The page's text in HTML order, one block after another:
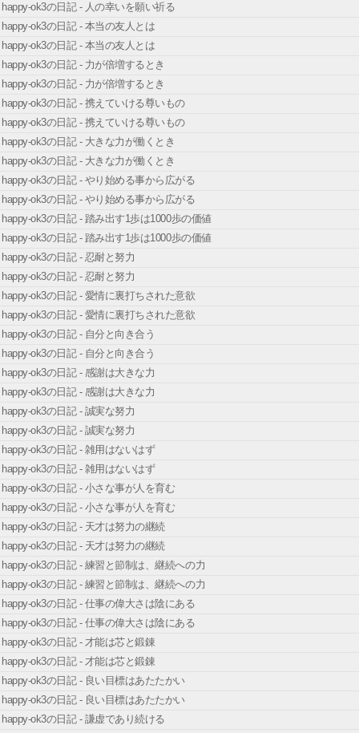
happy-ok3の日記 - 人の幸いを願い祈る
happy-ok3の日記 - 本当の友人とは
happy-ok3の日記 - 本当の友人とは
happy-ok3の日記 - 力が倍増するとき
happy-ok3の日記 - 力が倍増するとき
happy-ok3の日記 - 携えていける尊いもの
happy-ok3の日記 - 携えていける尊いもの
happy-ok3の日記 - 大きな力が働くとき
happy-ok3の日記 - 大きな力が働くとき
happy-ok3の日記 - やり始める事から広がる
happy-ok3の日記 - やり始める事から広がる
happy-ok3の日記 - 踏み出す1歩は1000歩の価値
happy-ok3の日記 - 踏み出す1歩は1000歩の価値
happy-ok3の日記 - 忍耐と努力
happy-ok3の日記 - 忍耐と努力
happy-ok3の日記 - 愛情に裏打ちされた意欲
happy-ok3の日記 - 愛情に裏打ちされた意欲
happy-ok3の日記 - 自分と向き合う
happy-ok3の日記 - 自分と向き合う
happy-ok3の日記 - 感謝は大きな力
happy-ok3の日記 - 感謝は大きな力
happy-ok3の日記 - 誠実な努力
happy-ok3の日記 - 誠実な努力
happy-ok3の日記 - 雑用はないはず
happy-ok3の日記 - 雑用はないはず
happy-ok3の日記 - 小さな事が人を育む
happy-ok3の日記 - 小さな事が人を育む
happy-ok3の日記 - 天才は努力の継続
happy-ok3の日記 - 天才は努力の継続
happy-ok3の日記 - 練習と節制は、継続への力
happy-ok3の日記 - 練習と節制は、継続への力
happy-ok3の日記 - 仕事の偉大さは陰にある
happy-ok3の日記 - 仕事の偉大さは陰にある
happy-ok3の日記 - 才能は芯と鍛錬
happy-ok3の日記 - 才能は芯と鍛錬
happy-ok3の日記 - 良い目標はあたたかい
happy-ok3の日記 - 良い目標はあたたかい
happy-ok3の日記 - 謙虚であり続ける